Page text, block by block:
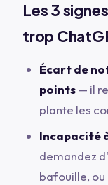
Les 3
trop
Écart de
points— il
plante les
Incapacité
demandez
bafouille, ou